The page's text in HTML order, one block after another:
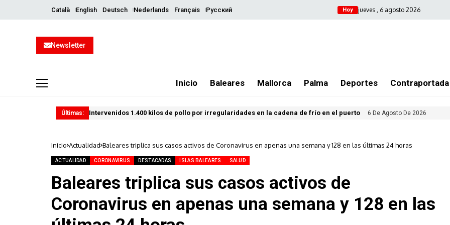
Català English Deutsch Nederlands Français Русский Hoy jueves , 6 agosto 2026
Newsletter
Inicio Baleares Mallorca Palma Deportes Contraportada
Últimas: Intervenidos 1.400 kilos de pollo por irregularidades en la cadena de frío en el puerto 6 De Agosto De 2026
Inicio Actualidad Baleares triplica sus casos activos de Coronavirus en apenas una semana y 128 en las últimas 24 horas
ACTUALIDAD CORONAVIRUS DESTACADAS ISLAS BALEARES SALUD
Baleares triplica sus casos activos de
Coronavirus en apenas una semana y 128 en las